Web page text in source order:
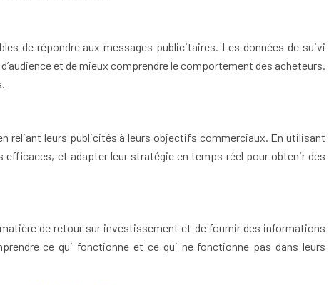
de répondre aux messages publicitaires. Les données de suivi
et de mieux comprendre le comportement des acheteurs.
reliant leurs publicités à leurs objectifs commerciaux. En utilisant
et adapter leur stratégie en temps réel pour obtenir des
de retour sur investissement et de fournir des informations
ce qui fonctionne et ce qui ne fonctionne pas dans leurs